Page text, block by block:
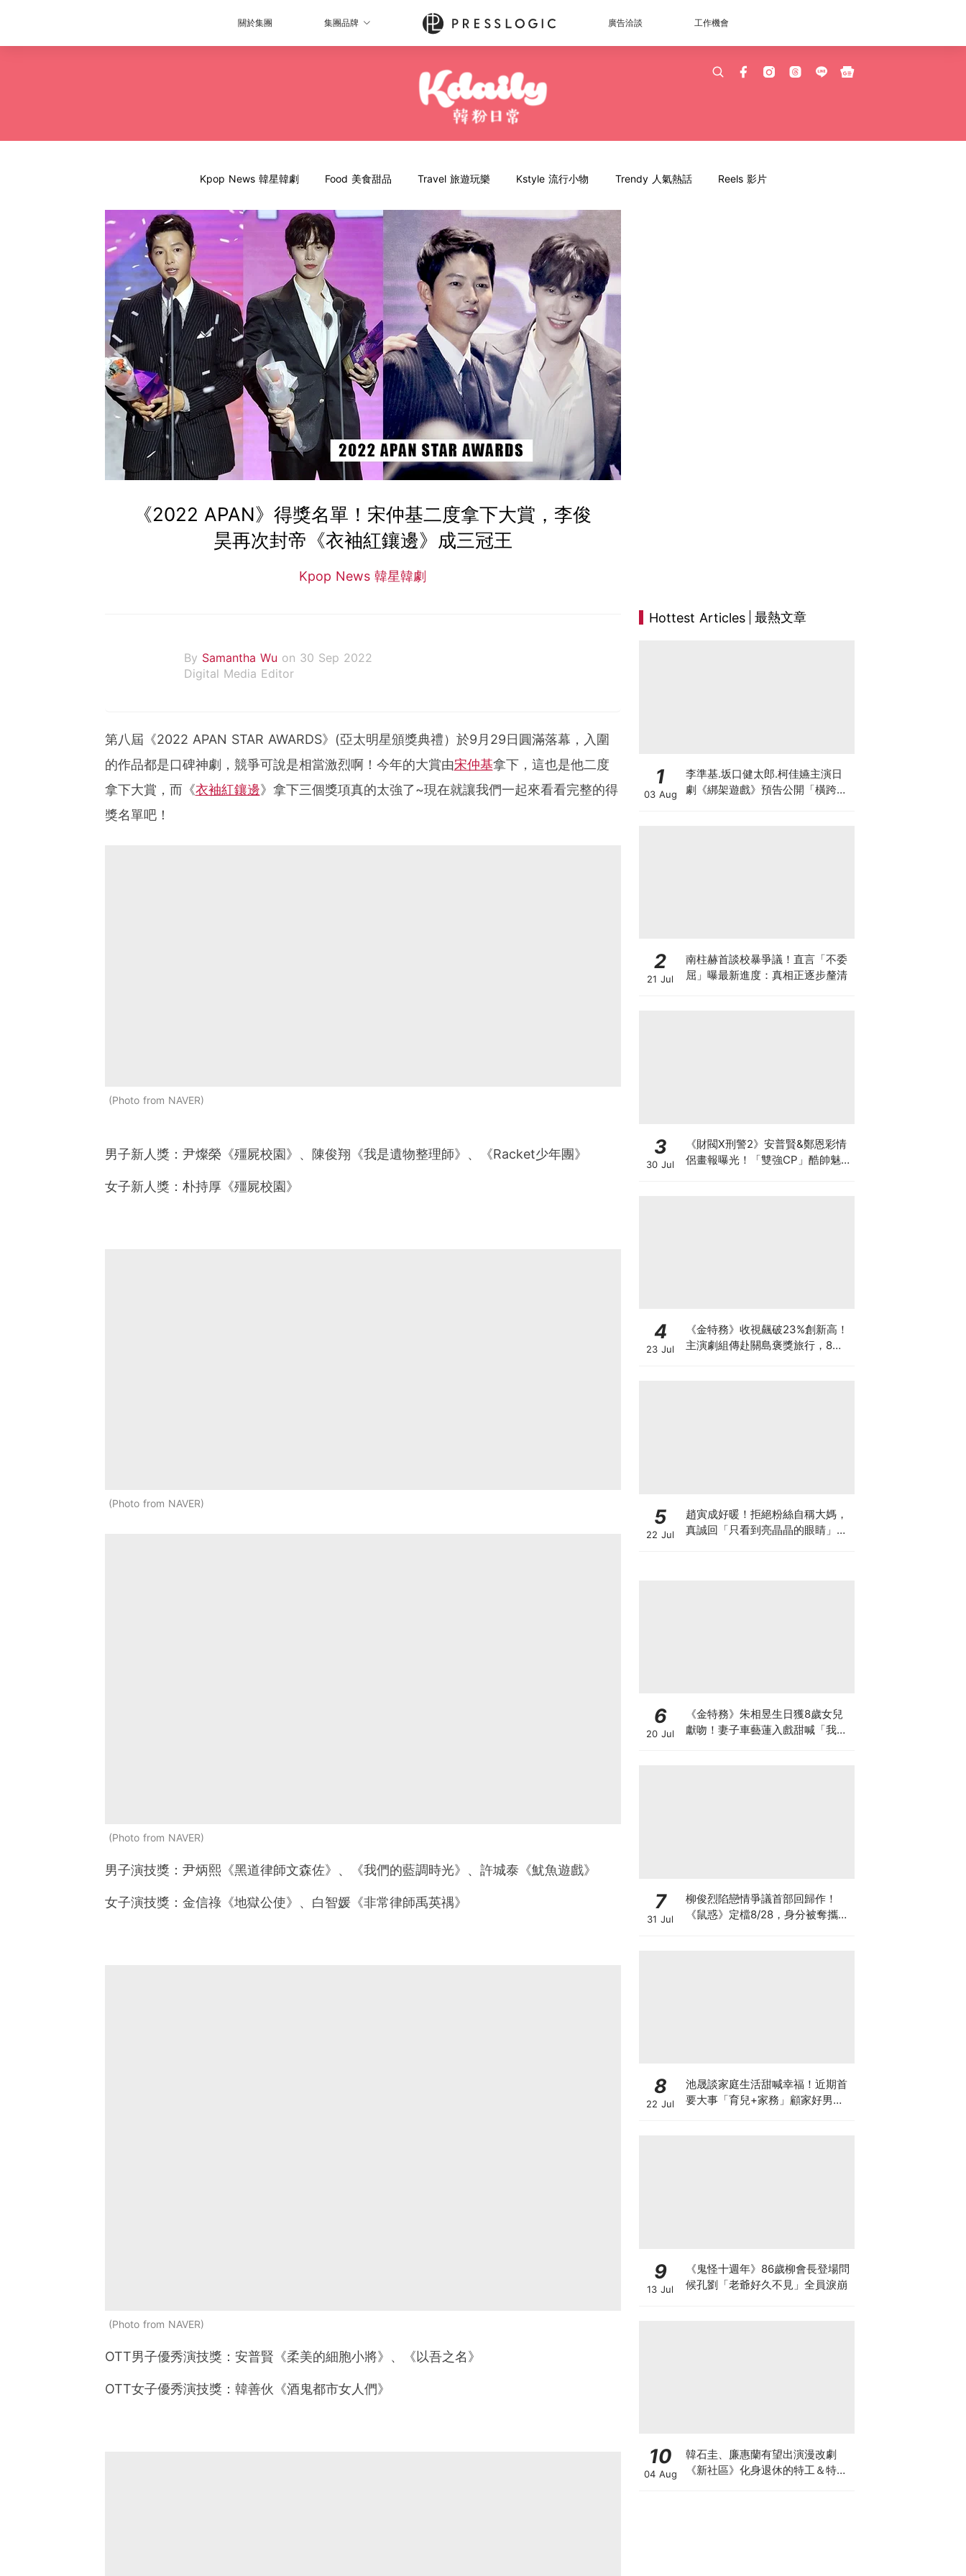
關於集團 集團品牌 廣告洽談 工作機會
Kpop News 韓星韓劇 Food 美食甜品 Travel 旅遊玩樂 Kstyle 流行小物 Trendy 人氣熱話 Reels 影片
《2022 APAN》得獎名單！宋仲基二度拿下大賞，李俊
昊再次封帝《衣袖紅鑲邊》成三冠王
Kpop News 韓星韓劇
By Samantha Wu on 30 Sep 2022
Digital Media Editor
第八屆《2022 APAN STAR AWARDS》(亞太明星頒獎典禮）於9月29日圓滿落幕，入圍
的作品都是口碑神劇，競爭可說是相當激烈啊！今年的大賞由宋仲基拿下，這也是他二度
拿下大賞，而《衣袖紅鑲邊》拿下三個獎項真的太強了~現在就讓我們一起來看看完整的得
獎名單吧！
Photo from NAVER
男子新人獎：尹燦榮《殭屍校園》、陳俊翔《我是遺物整理師》、《Racket少年團》
女子新人獎：朴持厚《殭屍校園》
Photo from NAVER
Photo from NAVER
男子演技獎：尹炳熙《黑道律師文森佐》、《我們的藍調時光》、許城泰《魷魚遊戲》
女子演技獎：金信祿《地獄公使》、白智媛《非常律師禹英禑》
Photo from NAVER
OTT男子優秀演技獎：安普賢《柔美的細胞小將》、《以吾之名》
OTT女子優秀演技獎：韓善伙《酒鬼都市女人們》
Hottest Articles 最熱文章
1
03 Aug
李準基.坂口健太郎.柯佳嬿主演日
劇《綁架遊戲》預告公開「橫跨亞
2
21 Jul
南柱赫首談校暴爭議！直言「不委
屈」曝最新進度：真相正逐步釐清
3
30 Jul
《財閥X刑警2》安普賢&鄭恩彩情
侶畫報曝光！「雙強CP」酷帥魅
4
23 Jul
《金特務》收視飆破23%創新高！
主演劇組傳赴關島褒獎旅行，8月
5
22 Jul
趙寅成好暖！拒絕粉絲自稱大媽，
真誠回「只看到亮晶晶的眼睛」網
6
20 Jul
《金特務》朱相昱生日獲8歲女兒
獻吻！妻子車藝蓮入戲甜喊「我的
7
31 Jul
柳俊烈陷戀情爭議首部回歸作！
《鼠惑》定檔8/28，身分被奪攜手
8
22 Jul
池晟談家庭生活甜喊幸福！近期首
要大事「育兒+家務」顧家好男人
9
13 Jul
《鬼怪十週年》86歲柳會長登場問
候孔劉「老爺好久不見」全員淚崩
10
04 Aug
韓石圭、廉惠蘭有望出演漫改劇
《新社區》化身退休的特工＆特種